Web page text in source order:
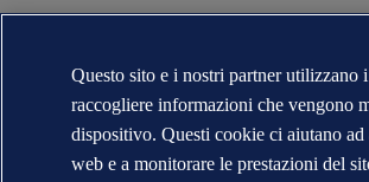
Questo sito e i nostri partner utilizzano
raccogliere informazioni che vengono
dispositivo. Questi cookie ci aiutano
web e a monitorare le prestazioni del